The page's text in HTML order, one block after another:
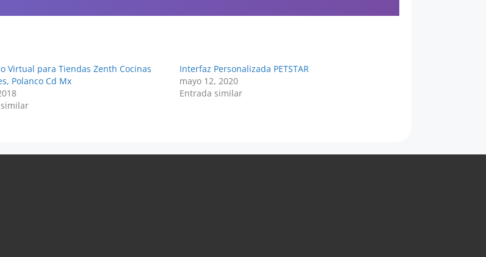
Virtual para Tiendas Zenth Cocinas
Polanco Cd Mx
Interfaz Personalizada PETSTAR
mayo 12, 2020
Entrada similar